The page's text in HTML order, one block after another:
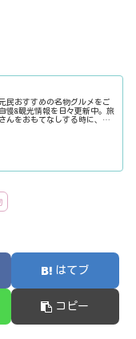
民おすすめの名物グルメをご
慢&観光情報を日々更新中。旅
んをおもてなしする時に、ち
はてブ
コピー